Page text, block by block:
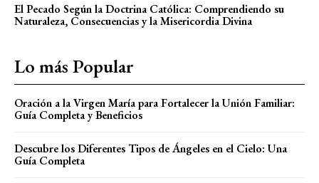
El Pecado Según la Doctrina Católica: Comprendiendo su
Naturaleza, Consecuencias y la Misericordia Divina
Lo más Popular
Oración a la Virgen María para Fortalecer la Unión Familiar:
Guía Completa y Beneficios
Descubre los Diferentes Tipos de Ángeles en el Cielo: Una
Guía Completa